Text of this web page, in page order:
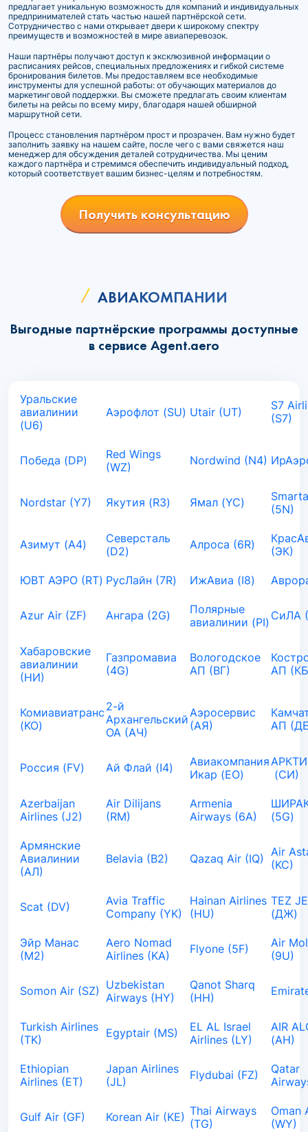
предлагает уникальную возможность для компаний и индивидуальных
предпринимателей стать частью нашей партнёрской сети.
Сотрудничество с нами открывает двери к широкому спектру
преимуществ и возможностей в мире авиаперевозок.
Наши партнёры получают доступ к эксклюзивной информации о
расписаниях рейсов, специальных предложениях и гибкой системе
бронирования билетов. Мы предоставляем все необходимые
инструменты для успешной работы: от обучающих материалов до
маркетинговой поддержки. Вы сможете предлагать своим клиентам
билеты на рейсы по всему миру, благодаря нашей обширной
маршрутной сети.
Процесс становления партнёром прост и прозрачен. Вам нужно будет
заполнить заявку на нашем сайте, после чего с вами свяжется наш
менеджер для обсуждения деталей сотрудничества. Мы ценим
каждого партнёра и стремимся обеспечить индивидуальный подход,
который соответствует вашим бизнес-целям и потребностям.
Получить консультацию
АВИАКОМПАНИИ
Выгодные партнёрские программы доступные
в сервисе Agent.aero
Уральские
авиалинии
(U6)
Аэрофлот (SU) Utair (UT)
S7
(S7)
Победа (DP)
Red Wings
(WZ)
Nordwind (N4)
Nordstar (Y7) Якутия (R3) Ямал (YC)
(5N)
Азимут (A4)
Северсталь
(D2)
Алроса (6R)
(ЭК)
ЮВТ АЭРО (RT) РусЛайн (7R) ИжАвиа (I8)
Azur Air (ZF) Ангара (2G)
Полярные
авиалинии (PI) СиЛА
Хабаровские
авиалинии
(НИ)
Газпромавиа
(4G)
Вологодское
АП (ВГ)
АП
Комиавиатранс
(KO)
2-й
Архангельский
ОА (АЧ)
Аэросервис
(АЯ)
АП
Россия (FV) Ай Флай (I4)
Авиакомпания
Икар (EO)
(СИ)
Azerbaijan
Airlines (J2)
Air Dilijans
(RM)
Armenia
Airways (6A)
(5G)
Армянские
Авиалинии
(АЛ)
Belavia (B2) Qazaq Air (IQ) Air
(KC)
Scat (DV)
Avia Traffic
Company (YK)
Hainan Airlines
(HU)
TEZ
(ДЖ)
Эйр Манас
(М2)
Aero Nomad
Airlines (KA)
Flyone (5F)
Air
(9U)
Somon Air (SZ) Uzbekistan
Airways (HY)
Qanot Sharq
(HH)
Turkish Airlines
(TK)
Egyptair (MS)
EL AL Israel
Airlines (LY)
AIR
(AH)
Ethiopian
Airlines (ET)
Japan Airlines
(JL)
Flydubai (FZ)
Qatar
Gulf Air (GF) Korean Air (KE) Thai Airways
(TG)
Oman
(WY)